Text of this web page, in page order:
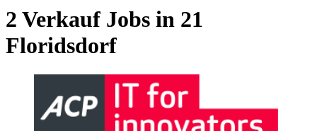
2 Verkauf Jobs in 21
Floridsdorf